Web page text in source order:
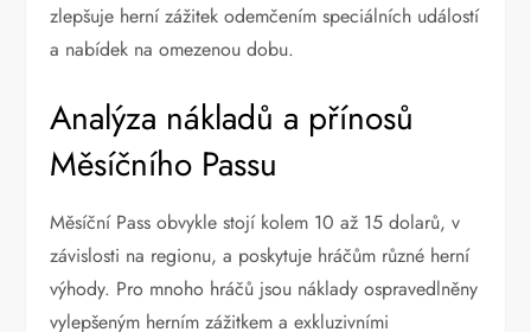
zlepšuje herní zážitek odemčením speciálních událostí
a nabídek na omezenou dobu.
Analýza nákladů a přínosů
Měsíčního Passu
Měsíční Pass obvykle stojí kolem 10 až 15 dolarů, v
závislosti na regionu, a poskytuje hráčům různé herní
výhody. Pro mnoho hráčů jsou náklady ospravedlněny
vylepšeným herním zážitkem a exkluzivními